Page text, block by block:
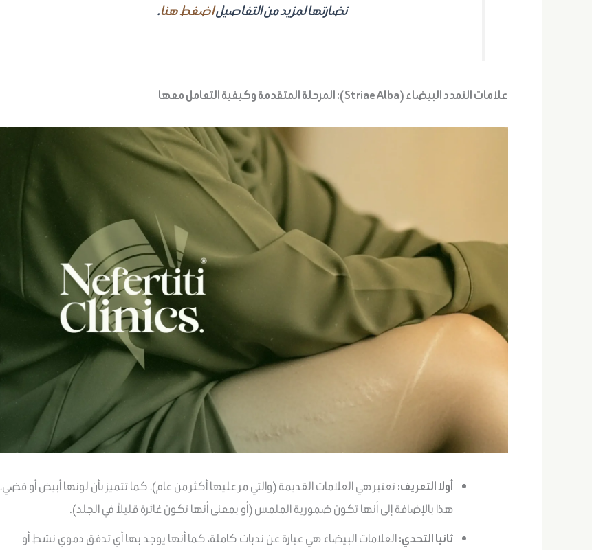
نضارتها لمزيد من التفاصيلاضغط هنا.
علامات التمدد البيضاء (Striae Alba): المرحلة المتقدمة وكيفية التعامل معها
أولا التعريف:تعتبر هي العلامات القديمة (والتي مر عليها أكثر من عام)، كما تتميز بأن لونها أبيض أو فضي،
هذا بالإضافة إلى أنها تكون ضمورية الملمس (أو بمعنى أنها تكون غائرة قليلاً في الجلد).
ثانيا التحدي:العلامات البيضاء هي عبارة عن ندبات كاملة، كما أنها يوجد بها أي تدفق دموي نشط أو